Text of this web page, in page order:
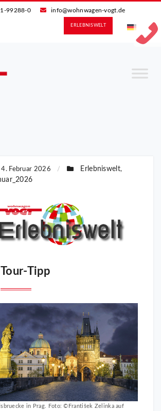
99288-0 info@wohnwagen-vogt.de
ERLEBNIS­WELT
4. Februar 2026 / Erlebniswelt,
Tour-Tipp
in Prag. Foto: ©František Zelinka auf